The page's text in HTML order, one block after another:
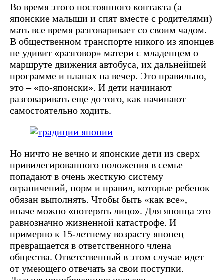
Во время этого постоянного контакта (а
японские малыши и спят вместе с родителями)
мать все время разговаривает со своим чадом.
В общественном транспорте никого из японцев
не удивит «разговор» матери с младенцем о
маршруте движения автобуса, их дальнейшей
программе и планах на вечер. Это правильно,
это – «по-японски». И дети начинают
разговаривать еще до того, как начинают
самостоятельно ходить.
Но ничто не вечно и японские дети из сверх
привилегированного положения в семье
попадают в очень жесткую систему
ограничений, норм и правил, которые ребенок
обязан выполнять. Чтобы быть «как все»,
иначе можно «потерять лицо». Для японца это
равнозначно жизненной катастрофе. И
примерно к 15-летнему возрасту японец
превращается в ответственного члена
общества. Ответственный в этом случае идет
от умеющего отвечать за свои поступки.